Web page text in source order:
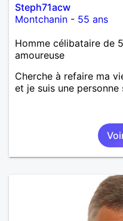
Steph71acw
Montchanin - 55 ans
Homme célibataire de
amoureuse
Cherche à refaire ma
et je suis une